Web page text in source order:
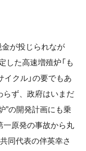
が投じられなが
した高速増殖炉「も
イクル」の要でもあ
らず、政府はいまだ
”の開発計画にも乗
一原発の事故から丸
同代表の伴英幸さ